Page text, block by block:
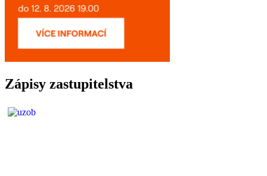
Zápisy zastupitelstva